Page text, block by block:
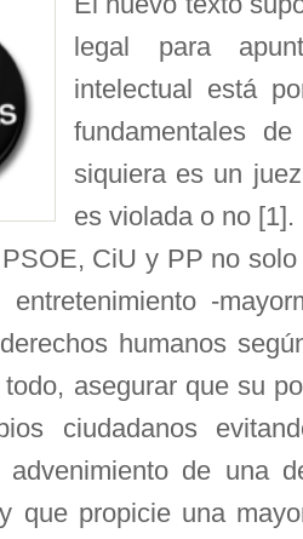
legal para
intelectual está
fundamentales
siquiera es un
es violada o no [1].
CiU y PP no
-
humanos
asegurar que su
ciudadanos
advenimiento de una
que propicie una